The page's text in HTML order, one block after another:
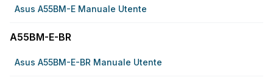
Asus A55BM-E Manuale Utente
A55BM-E-BR
Asus A55BM-E-BR Manuale Utente